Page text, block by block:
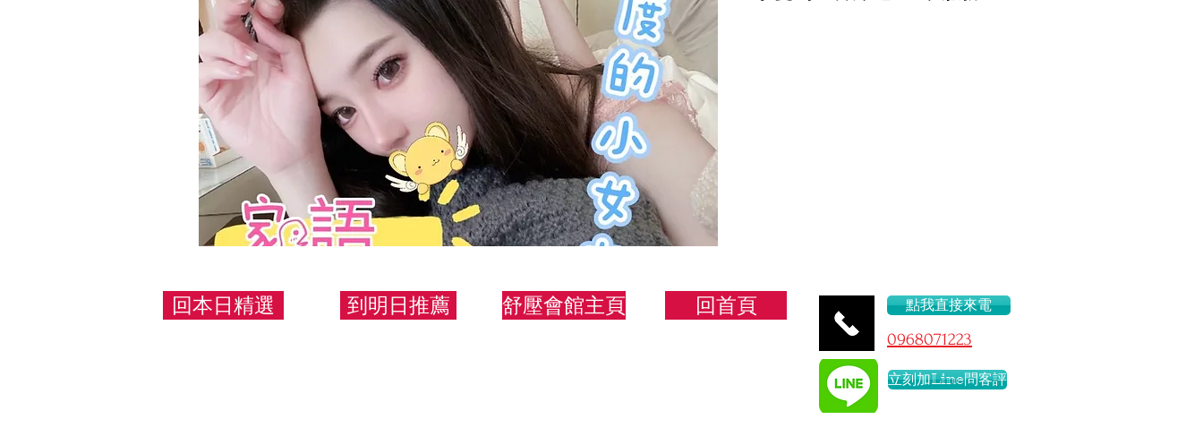
回本日精選 到明日推薦 舒壓會館主頁 回首頁 點我直接來電
0968071223
立刻加Line問客評